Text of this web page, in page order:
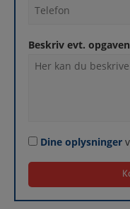
Beskriv evt. opgaven
Consent
Dine oplysninger